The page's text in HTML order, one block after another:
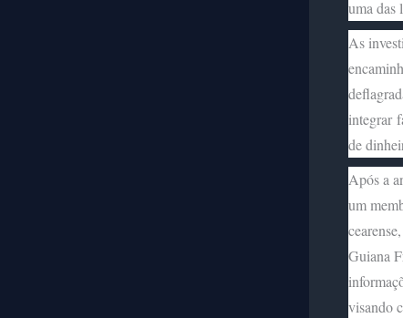
uma das
As
integrar
de
Após a
um
Guiana
visando